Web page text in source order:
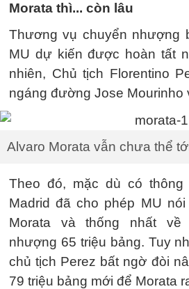
Morata thì... còn lâu
Thương vụ chuyển nhượng
MU dự kiến được hoàn tất
nhiên, Chủ tịch Florentino
ngáng đường Jose Mourinho
Alvaro Morata vẫn chưa thể
Theo đó, mặc dù có thông
Madrid đã cho phép MU
Morata và thống nhất
nhượng 65 triệu bảng. Tuy
chủ tịch Perez bất ngờ đòi
79 triệu bảng mới để Morata